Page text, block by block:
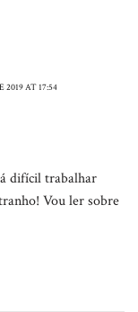
2019 AT 17:54
difícil trabalhar
Vou ler sobre